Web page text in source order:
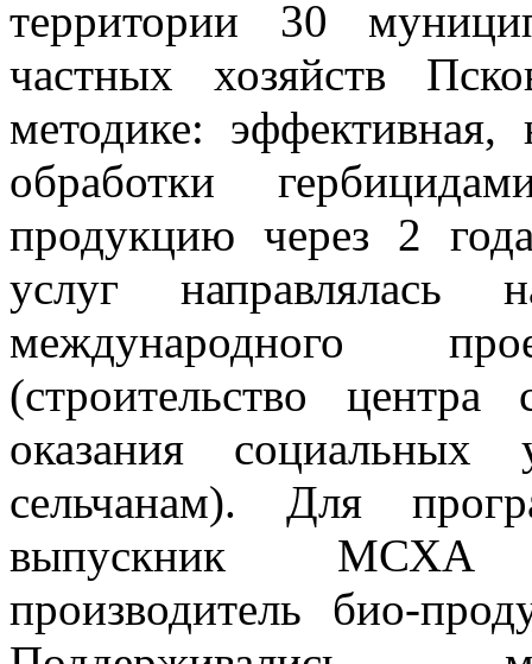
территории 30
частных хозяйств
методике:
обработки
продукцию через 2
услуг направлялась
международного
(строительство
оказания социальных
сельчанам). Для
выпускник МСХА
производитель био-